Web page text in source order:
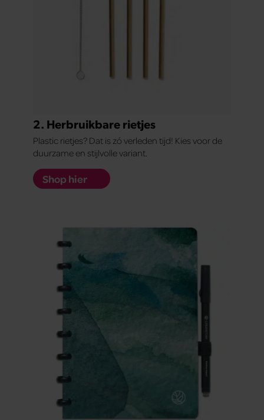
2. Herbruikbare rietjes
Plastic rietjes? Dat is zó verleden tijd! Kies voor de
duurzame en stijlvolle variant.
Shop hier